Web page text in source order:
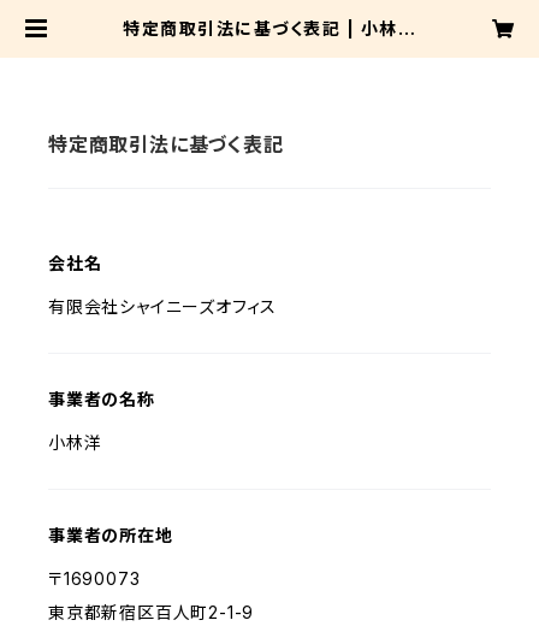
特定商取引法に基づく表記 | 小林桂
特定商取引法に基づく表記
会社名
有限会社シャイニーズオフィス
事業者の名称
小林洋
事業者の所在地
〒1690073
東京都新宿区百人町2-1-9